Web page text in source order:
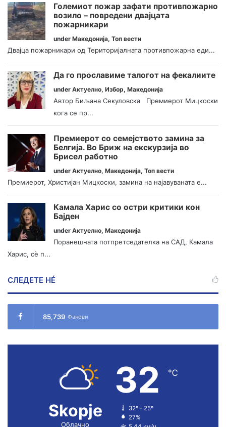
Големиот пожар зафати противпожарно
возило – повредени двајцата
пожарникари
under Македонија, Топ вести
Двајца пожарникари од Територијалната противпожарна еди...
Да го прославиме талогот на фекалиите
under Актуелно, Избор, Македонија
Автор Биљана Секуловска Премиерот Мицкоски
кога се пр...
Премиерот со семејството замина за
Белгија. Во Бриж на екскурзија во
Брисел работно
under Актуелно, Македонија, Топ вести
Премиерот, Христијан Мицкоски, замина на најавуваната е...
Камала Харис со остри критики кон
Бајден
under Актуелно, Македонија
Поранешната потпретседателка на САД, Камала
Харис, сè п...
СЛЕДЕТЕ НÉ
85,739 Фанови
Skopje
Облачно
32 ℃
32º - 25º
27%